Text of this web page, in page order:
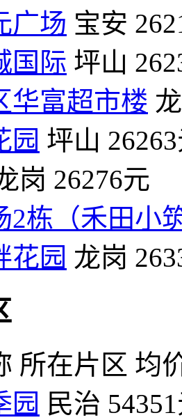
广场 宝安
国际 坪山
华富超市楼
园 坪山
岗 26276元
2栋（禾田小
花园 龙岗
所在片区 均
园 民治